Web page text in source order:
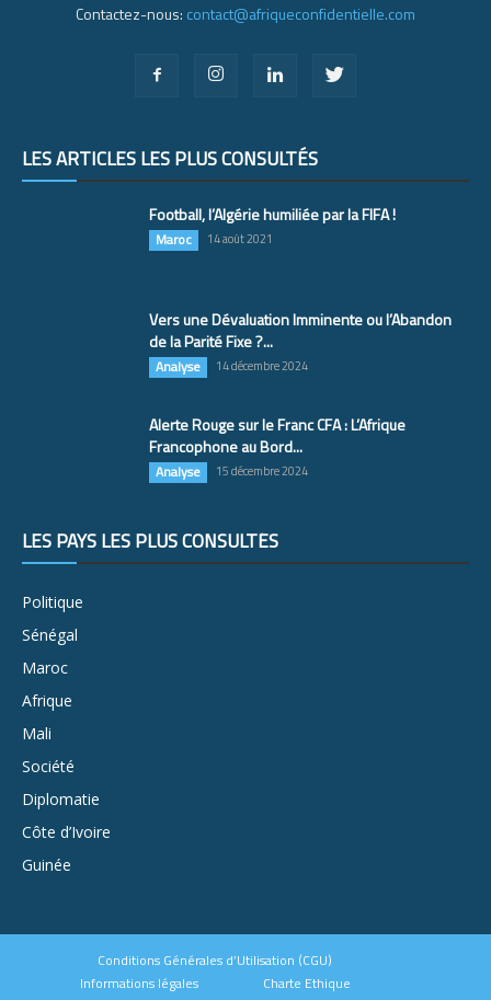
Contactez-nous: contact@afriqueconfidentielle.com
LES ARTICLES LES PLUS CONSULTÉS
Football, l’Algérie humiliée par la FIFA !
Maroc 14 août 2021
Vers une Dévaluation Imminente ou l’Abandon
de la Parité Fixe ?...
Analyse 14 décembre 2024
Alerte Rouge sur le Franc CFA : L’Afrique
Francophone au Bord...
Analyse 15 décembre 2024
LES PAYS LES PLUS CONSULTÉS
Politique
Sénégal
Maroc
Afrique
Mali
Société
Diplomatie
Côte d’Ivoire
Guinée
Conditions Générales d’Utilisation (CGU)
Informations légales
Charte Ethique